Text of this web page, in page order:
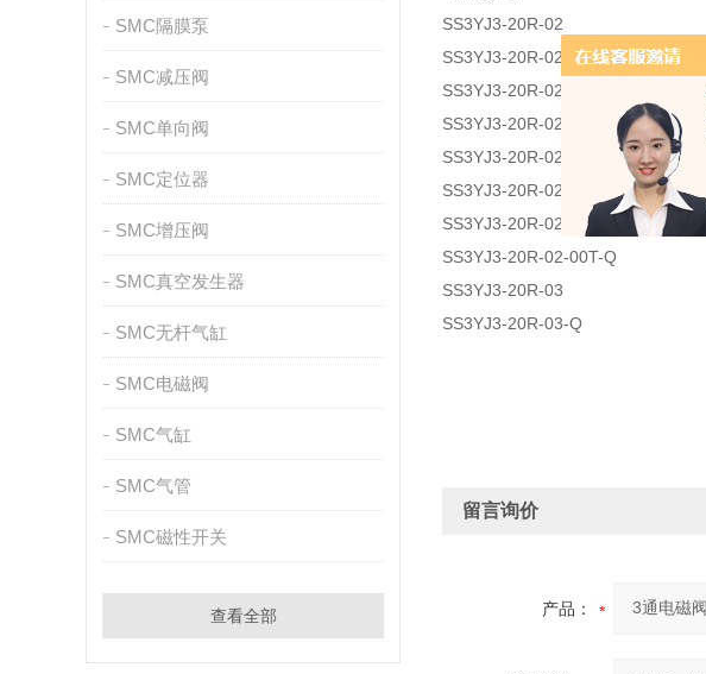
SMC隔膜泵
SMC减压阀
SMC单向阀
SMC定位器
SMC增压阀
SMC真空发生器
SMC无杆气缸
SMC电磁阀
SMC气缸
SMC气管
SMC磁性开关
查看全部
SS3YJ3-20R-02
SS3YJ3-20R-02-Q
SS3YJ3-20R-02-00F
SS3YJ3-20R-02-00F-Q
SS3YJ3-20R-02-00N
SS3YJ3-20R-02-00N-Q
SS3YJ3-20R-02-00T
SS3YJ3-20R-02-00T-Q
SS3YJ3-20R-03
SS3YJ3-20R-03-Q
留言询价
产品：